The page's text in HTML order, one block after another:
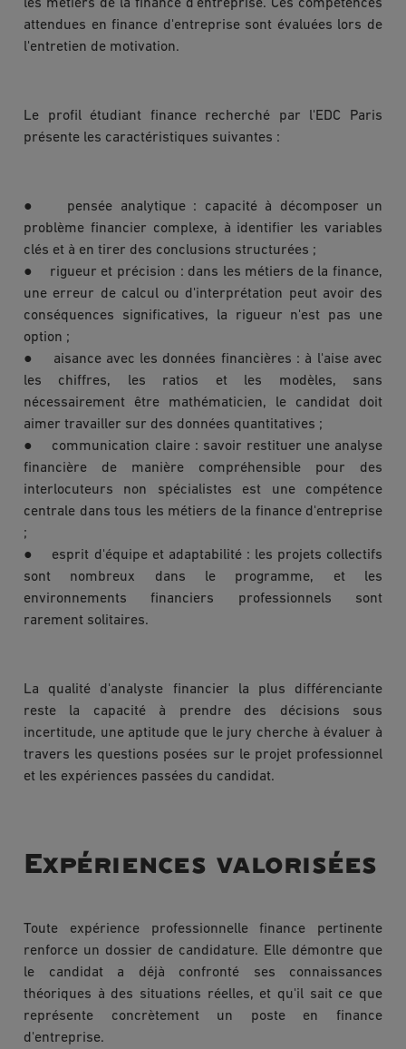
les métiers de la finance d'entreprise. Ces compétences
attendues en finance d'entreprise sont évaluées lors de
l'entretien de motivation.
Le profil étudiant finance recherché par l'EDC Paris
présente les caractéristiques suivantes :
● pensée analytique : capacité à décomposer un
problème financier complexe, à identifier les variables
clés et à en tirer des conclusions structurées ;
● rigueur et précision : dans les métiers de la finance,
une erreur de calcul ou d'interprétation peut avoir des
conséquences significatives, la rigueur n'est pas une
option ;
● aisance avec les données financières : à l'aise avec
les chiffres, les ratios et les modèles, sans
nécessairement être mathématicien, le candidat doit
aimer travailler sur des données quantitatives ;
● communication claire : savoir restituer une analyse
financière de manière compréhensible pour des
interlocuteurs non spécialistes est une compétence
centrale dans tous les métiers de la finance d'entreprise
;
● esprit d'équipe et adaptabilité : les projets collectifs
sont nombreux dans le programme, et les
environnements financiers professionnels sont
rarement solitaires.
La qualité d'analyste financier la plus différenciante
reste la capacité à prendre des décisions sous
incertitude, une aptitude que le jury cherche à évaluer à
travers les questions posées sur le projet professionnel
et les expériences passées du candidat.
Expériences valorisées
Toute expérience professionnelle finance pertinente
renforce un dossier de candidature. Elle démontre que
le candidat a déjà confronté ses connaissances
théoriques à des situations réelles, et qu'il sait ce que
représente concrètement un poste en finance
d'entreprise.